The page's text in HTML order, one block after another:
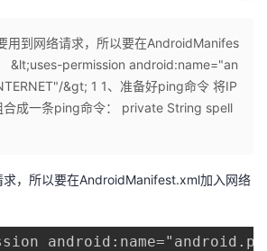
用到网络请求，所以要在AndroidManifes
&lt;uses-permission android:name="an
&gt; 1 1、准备好ping命令 将IP
合成一条ping命令： private String spell
，所以要在AndroidManifest.xml加入网络